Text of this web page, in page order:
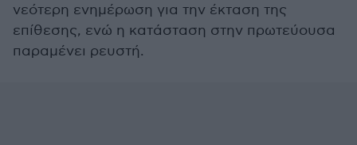
νεότερη ενημέρωση για την έκταση της
επίθεσης, ενώ η κατάσταση στην πρωτεύουσα
παραμένει ρευστή.